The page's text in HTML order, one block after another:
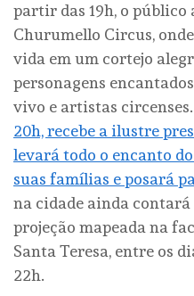
partir das 19h, o público
Churumello Circus,
vida em um cortejo
personagens
vivo e artistas circenses.
20h, recebe a ilustre
levará todo o encanto
suas famílias e posará
na cidade ainda contará
projeção mapeada na
Santa Teresa, entre os
22h.